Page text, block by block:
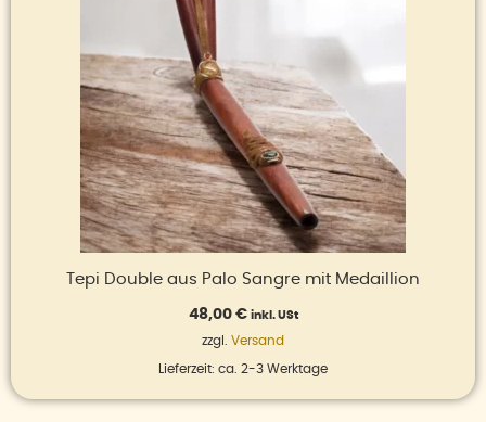
Tepi Double aus Palo Sangre mit Medaillion
48,00 € inkl. USt
zzgl. Versand
Lieferzeit: ca. 2-3 Werktage